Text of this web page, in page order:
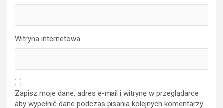
Witryna internetowa
Zapisz moje dane, adres e-mail i witrynę w przeglądarce
aby wypełnić dane podczas pisania kolejnych komentarzy.